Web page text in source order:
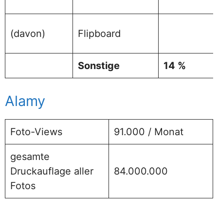
(davon) Flipboard
Sonstige 14 %
Alamy
Foto-Views 91.000 / Monat
gesamte
Druckauflage aller
Fotos
84.000.000